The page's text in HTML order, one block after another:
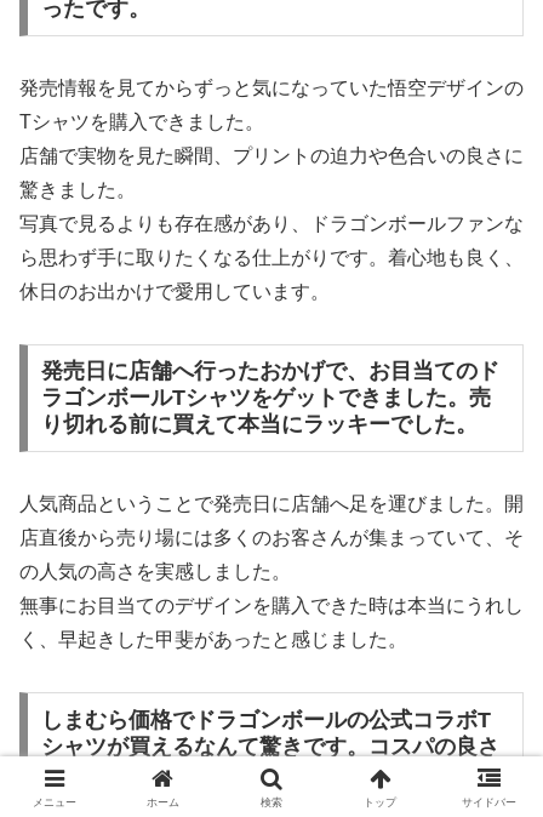
ったです。
発売情報を見てからずっと気になっていた悟空デザインの
Tシャツを購入できました。
店舗で実物を見た瞬間、プリントの迫力や色合いの良さに
驚きました。
写真で見るよりも存在感があり、ドラゴンボールファンな
ら思わず手に取りたくなる仕上がりです。着心地も良く、
休日のお出かけで愛用しています。
発売日に店舗へ行ったおかげで、お目当てのド
ラゴンボールTシャツをゲットできました。売
り切れる前に買えて本当にラッキーでした。
人気商品ということで発売日に店舗へ足を運びました。開
店直後から売り場には多くのお客さんが集まっていて、そ
の人気の高さを実感しました。
無事にお目当てのデザインを購入できた時は本当にうれし
く、早起きした甲斐があったと感じました。
しまむら価格でドラゴンボールの公式コラボT
シャツが買えるなんて驚きです。コスパの良さ
に感動しました。
メニュー ホーム 検索 トップ サイドバー